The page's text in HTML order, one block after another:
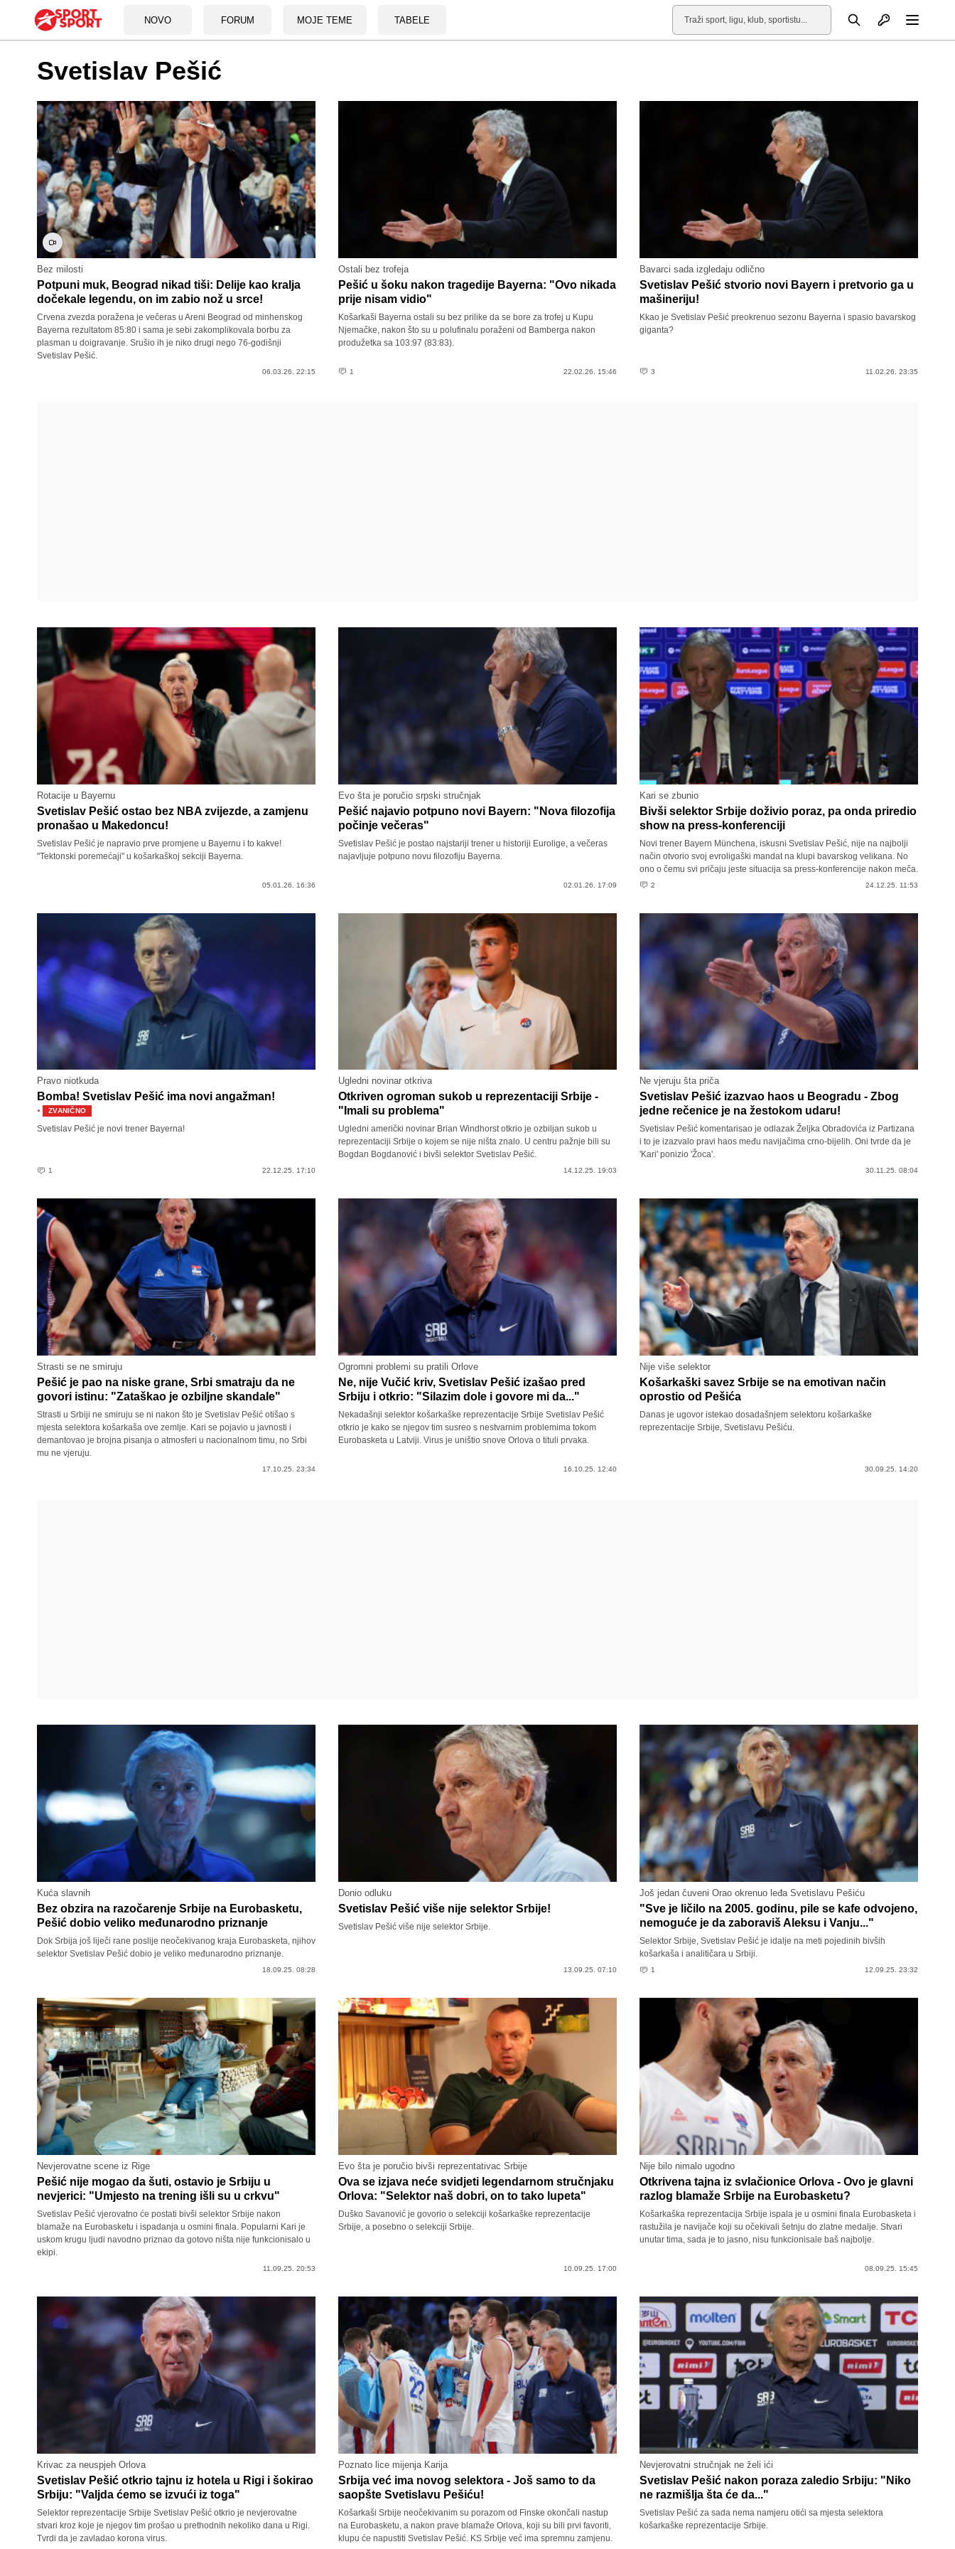
NOVO FORUM MOJE TEME TABELE
Pretraga Otvori profil
Svetislav Pešić
Bez milosti
Potpuni muk, Beograd nikad tiši: Delije kao kralja
dočekale legendu, on im zabio nož u srce!
Crvena zvezda poražena je večeras u Areni Beograd od minhenskog
Bayerna rezultatom 85:80 i sama je sebi zakomplikovala borbu za
plasman u doigravanje. Srušio ih je niko drugi nego 76-godišnji
Svetislav Pešić.
06.03.26. 22:15
Ostali bez trofeja
Pešić u šoku nakon tragedije Bayerna: "Ovo nikada
prije nisam vidio"
Košarkaši Bayerna ostali su bez prilike da se bore za trofej u Kupu
Njemačke, nakon što su u polufinalu poraženi od Bamberga nakon
produžetka sa 103:97 (83:83).
1 22.02.26. 15:46
Bavarci sada izgledaju odlično
Svetislav Pešić stvorio novi Bayern i pretvorio ga u
mašineriju!
Kkao je Svetislav Pešić preokrenuo sezonu Bayerna i spasio bavarskog
giganta?
3 11.02.26. 23:35
Rotacije u Bayernu
Svetislav Pešić ostao bez NBA zvijezde, a zamjenu
pronašao u Makedoncu!
Svetislav Pešić je napravio prve promjene u Bayernu i to kakve!
"Tektonski poremećaji" u košarkaškoj sekciji Bayerna.
05.01.26. 16:36
Evo šta je poručio srpski stručnjak
Pešić najavio potpuno novi Bayern: "Nova filozofija
počinje večeras"
Svetislav Pešić je postao najstariji trener u historiji Eurolige, a večeras
najavljuje potpuno novu filozofiju Bayerna.
02.01.26. 17:09
Kari se zbunio
Bivši selektor Srbije doživio poraz, pa onda priredio
show na press-konferenciji
Novi trener Bayern Münchena, iskusni Svetislav Pešić, nije na najbolji
način otvorio svoj evroligaški mandat na klupi bavarskog velikana. No
ono o čemu svi pričaju jeste situacija sa press-konferencije nakon meča.
2 24.12.25. 11:53
Pravo niotkuda
Bomba! Svetislav Pešić ima novi angažman!
· ZVANIČNO
Svetislav Pešić je novi trener Bayerna!
1 22.12.25. 17:10
Ugledni novinar otkriva
Otkriven ogroman sukob u reprezentaciji Srbije -
"Imali su problema"
Ugledni američki novinar Brian Windhorst otkrio je ozbiljan sukob u
reprezentaciji Srbije o kojem se nije ništa znalo. U centru pažnje bili su
Bogdan Bogdanović i bivši selektor Svetislav Pešić.
14.12.25. 19:03
Ne vjeruju šta priča
Svetislav Pešić izazvao haos u Beogradu - Zbog
jedne rečenice je na žestokom udaru!
Svetislav Pešić komentarisao je odlazak Željka Obradovića iz Partizana
i to je izazvalo pravi haos među navijačima crno-bijelih. Oni tvrde da je
'Kari' ponizio 'Žoca'.
30.11.25. 08:04
Strasti se ne smiruju
Pešić je pao na niske grane, Srbi smatraju da ne
govori istinu: "Zataškao je ozbiljne skandale"
Strasti u Srbiji ne smiruju se ni nakon što je Svetislav Pešić otišao s
mjesta selektora košarkaša ove zemlje. Kari se pojavio u javnosti i
demantovao je brojna pisanja o atmosferi u nacionalnom timu, no Srbi
mu ne vjeruju.
17.10.25. 23:34
Ogromni problemi su pratili Orlove
Ne, nije Vučić kriv, Svetislav Pešić izašao pred
Srbiju i otkrio: "Silazim dole i govore mi da..."
Nekadašnji selektor košarkaške reprezentacije Srbije Svetislav Pešić
otkrio je kako se njegov tim susreo s nestvarnim problemima tokom
Eurobasketa u Latviji. Virus je uništio snove Orlova o tituli prvaka.
16.10.25. 12:40
Nije više selektor
Košarkaški savez Srbije se na emotivan način
oprostio od Pešića
Danas je ugovor istekao dosadašnjem selektoru košarkaške
reprezentacije Srbije, Svetislavu Pešiću.
30.09.25. 14:20
Kuća slavnih
Bez obzira na razočarenje Srbije na Eurobasketu,
Pešić dobio veliko međunarodno priznanje
Dok Srbija još liječi rane poslije neočekivanog kraja Eurobasketa, njihov
selektor Svetislav Pešić dobio je veliko međunarodno priznanje.
18.09.25. 08:28
Donio odluku
Svetislav Pešić više nije selektor Srbije!
Svetislav Pešić više nije selektor Srbije.
13.09.25. 07:10
Još jedan čuveni Orao okrenuo leđa Svetislavu Pešiću
"Sve je ličilo na 2005. godinu, pile se kafe odvojeno,
nemoguće je da zaboraviš Aleksu i Vanju..."
Selektor Srbije, Svetislav Pešić je idalje na meti pojedinih bivših
košarkaša i analitičara u Srbiji.
1 12.09.25. 23:32
Nevjerovatne scene iz Rige
Pešić nije mogao da šuti, ostavio je Srbiju u
nevjerici: "Umjesto na trening išli su u crkvu"
Svetislav Pešić vjerovatno će postati bivši selektor Srbije nakon
blamaže na Eurobasketu i ispadanja u osmini finala. Popularni Kari je
uskom krugu ljudi navodno priznao da gotovo ništa nije funkcionisalo u
ekipi.
11.09.25. 20:53
Evo šta je poručio bivši reprezentativac Srbije
Ova se izjava neće svidjeti legendarnom stručnjaku
Orlova: "Selektor naš dobri, on to tako lupeta"
Duško Savanović je govorio o selekciji košarkaške reprezentacije
Srbije, a posebno o selekciji Srbije.
10.09.25. 17:00
Nije bilo nimalo ugodno
Otkrivena tajna iz svlačionice Orlova - Ovo je glavni
razlog blamaže Srbije na Eurobasketu?
Košarkaška reprezentacija Srbije ispala je u osmini finala Eurobasketa i
rastužila je navijače koji su očekivali šetnju do zlatne medalje. Stvari
unutar tima, sada je to jasno, nisu funkcionisale baš najbolje.
08.09.25. 15:45
Krivac za neuspjeh Orlova
Svetislav Pešić otkrio tajnu iz hotela u Rigi i šokirao
Srbiju: "Valjda ćemo se izvući iz toga"
Selektor reprezentacije Srbije Svetislav Pešić otkrio je nevjerovatne
stvari kroz koje je njegov tim prošao u prethodnih nekoliko dana u Rigi.
Tvrdi da je zavladao korona virus.
Poznato lice mijenja Karija
Srbija već ima novog selektora - Još samo to da
saopšte Svetislavu Pešiću!
Košarkaši Srbije neočekivanim su porazom od Finske okončali nastup
na Eurobasketu, a nakon prave blamaže Orlova, koji su bili prvi favoriti,
klupu će napustiti Svetislav Pešić. KS Srbije već ima spremnu zamjenu.
Nevjerovatni stručnjak ne želi ići
Svetislav Pešić nakon poraza zaledio Srbiju: "Niko
ne razmišlja šta će da..."
Svetislav Pešić za sada nema namjeru otići sa mjesta selektora
košarkaške reprezentacije Srbije.